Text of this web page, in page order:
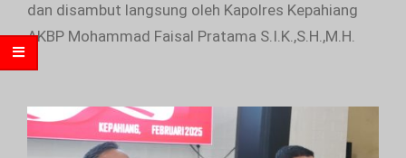
dan disambut langsung oleh Kapolres Kepahiang
AKBP Mohammad Faisal Pratama S.I.K.,S.H.,M.H.